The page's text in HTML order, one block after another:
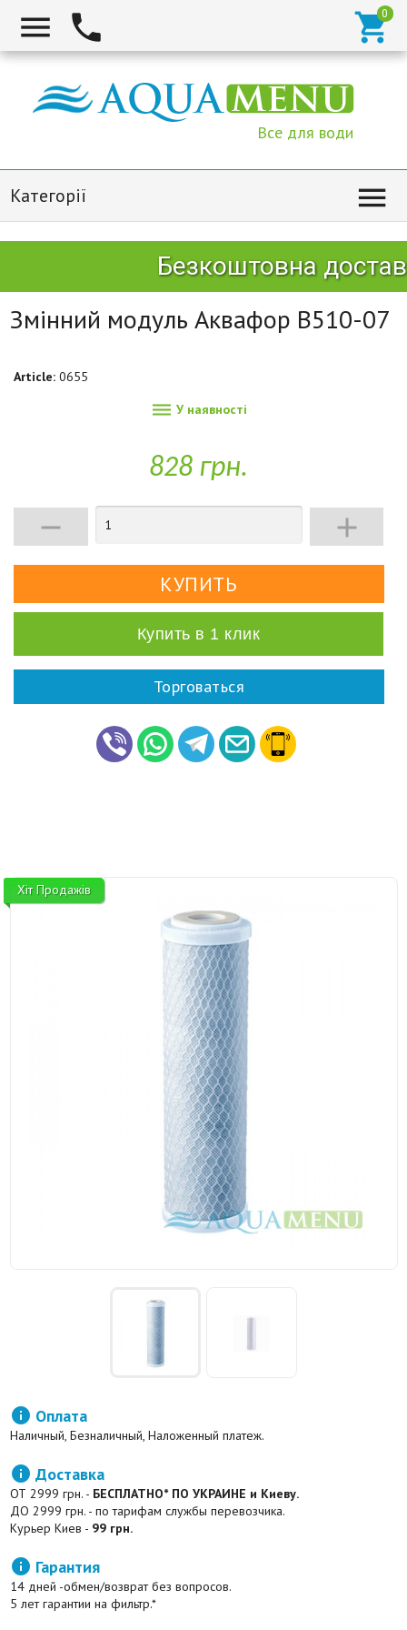
  
Все для води
Категорії 
Безкоштовна
Змінний модуль Аквафор B510-07
Article: 0655
 У наявності
828 грн.
 
Купить в 1 клик
Торговаться
Хіт Продажів
 Оплата
Наличный, Безналичный, Наложенный платеж.
 Доставка
ОТ 2999 грн. - БЕСПЛАТНО* ПО УКРАИНЕ и Киеву.
ДО 2999 грн. - по тарифам службы перевозчика.
Курьер Киев - 99 грн.
 Гарантия
14 дней -обмен/возврат без вопросов.
5 лет гарантии на фильтр.*